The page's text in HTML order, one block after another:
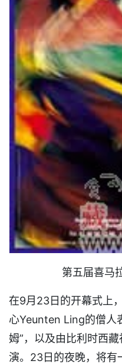
第五届喜马
在9月23日的开幕式上
心Yeunten Ling的僧人
姆”，以及由比利时西
演。23日的夜晚，将有